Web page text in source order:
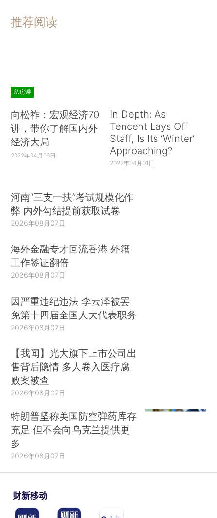
推荐阅读
私房课
向松祚：宏观经济70
讲，带你了解国内外
经济大局
2022年04月06日
In Depth: As
Tencent Lays Off
Staff, Is Its ‘Winter’
Approaching?
2022年04月01日
河南“三支一扶”考试规模化作
弊 内外勾结提前获取试卷
2026年08月07日
海外金融专才回流香港 外籍
工作签证翻倍
2026年08月07日
因严重违纪违法 李云泽被罢
免第十四届全国人大代表职务
2026年08月07日
【我闻】光大旗下上市公司出
售背后隐情 多人卷入医疗腐
败案被查
2026年08月07日
特朗普坚称美国防空弹药库存
充足 但不会向乌克兰提供更
多
2026年08月07日
财新移动